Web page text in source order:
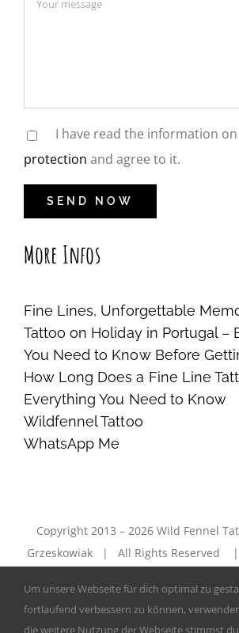
I have read the information on
protection and agree to it.
More Infos
Fine Lines, Unforgettable
Tattoo on Holiday in Portugal –
You Need to Know Before
How Long Does a Fine Line
Everything You Need to Know
Wildfennel Tattoo
WhatsApp Me
Copyright 2013 – 2026 Wild Fennel
Grzeskowiak | All Rights Reserved |
|AGBs
Um unsere Webseite für dich optimal zu
fortlaufend verbessern zu können,
die weitere Nutzung der Webseite stimmst